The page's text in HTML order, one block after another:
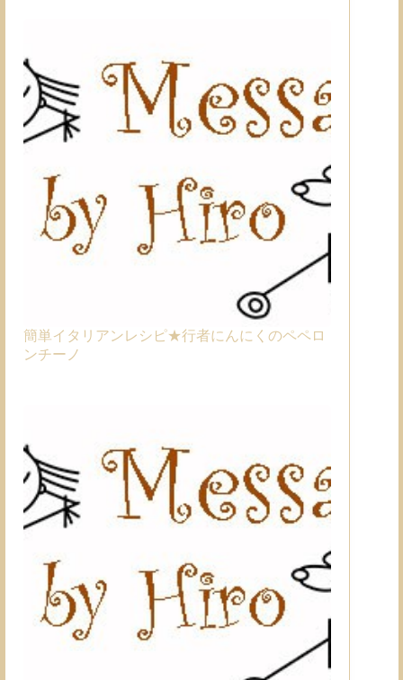
簡単イタリアンレシピ★行者にんにくのペペロ
ンチーノ